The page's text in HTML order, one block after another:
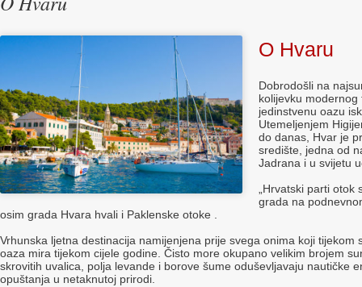
O Hvaru
Dobrodošli na
kolijevku
jedinstvenu oazu
Utemeljenjem
do danas, Hvar je
središte, jedna od
Jadrana i u svijetu
„Hrvatski parti
grada na
osim grada Hvara hvali i Paklenske otoke .
Vrhunska ljetna destinacija namijenjena prije svega onima koji
oaza mira tijekom cijele godine. Čisto more okupano velikim brojem
skrovitih uvalica, polja levande i borove šume oduševljavaju nautičke
opuštanja u netaknutoj prirodi.